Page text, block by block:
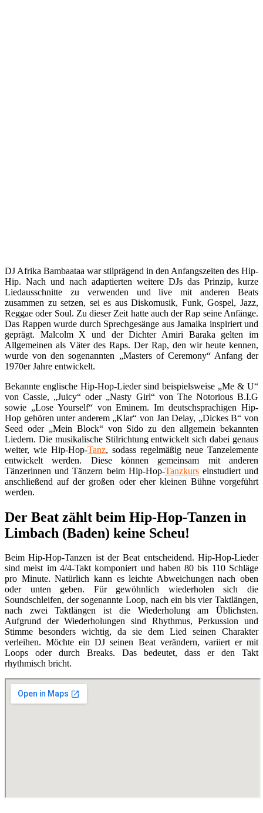
DJ Afrika Bambaataa war stilprägend in den Anfangszeiten des Hip-
Hip. Nach und nach adaptierten weitere DJs das Prinzip, kurze
Liedausschnitte zu verwenden und live mit anderen Beats
zusammen zu setzen, sei es aus Diskomusik, Funk, Gospel, Jazz,
Reggae oder Soul. Zu dieser Zeit hatte auch der Rap seine Anfänge.
Das Rappen wurde durch Sprechgesänge aus Jamaika inspiriert und
geprägt. Malcolm X und der Dichter Amiri Baraka gelten im
Allgemeinen als Väter des Raps. Der Rap, den wir heute kennen,
wurde von den sogenannten „Masters of Ceremony“ Anfang der
1970er Jahre entwickelt.
Bekannte englische Hip-Hop-Lieder sind beispielsweise „Me & U“
von Cassie, „Juicy“ oder „Nasty Girl“ von The Notorious B.I.G
sowie „Lose Yourself“ von Eminem. Im deutschsprachigen Hip-
Hop gehören unter anderem „Klar“ von Jan Delay, „Dickes B“ von
Seed oder „Mein Block“ von Sido zu den allgemein bekannten
Liedern. Die musikalische Stilrichtung entwickelt sich dabei genaus
weiter, wie Hip-Hop-Tanz, sodass regelmäßig neue Tanzelemente
entwickelt werden. Diese können gemeinsam mit anderen
Tänzerinnen und Tänzern beim Hip-Hop-Tanzkurseinstudiert und
anschließend auf der großen oder eher kleinen Bühne vorgeführt
werden.
Der Beat zählt beim Hip-Hop-Tanzen in
Limbach (Baden) keine Scheu!
Beim Hip-Hop-Tanzen ist der Beat entscheidend. Hip-Hop-Lieder
sind meist im 4/4-Takt komponiert und haben 80 bis 110 Schläge
pro Minute. Natürlich kann es leichte Abweichungen nach oben
oder unten geben. Für gewöhnlich wiederholen sich die
Soundschleifen, der sogenannte Loop, nach ein bis vier Taktlängen,
nach zwei Taktlängen ist die Wiederholung am Üblichsten.
Aufgrund der Wiederholungen sind Rhythmus, Perkussion und
Stimme besonders wichtig, da sie dem Lied seinen Charakter
verleihen. Möchte ein DJ seinen Beat verändern, variiert er mit
Loops oder durch Breaks. Das bedeutet, dass er den Takt
rhythmisch bricht.